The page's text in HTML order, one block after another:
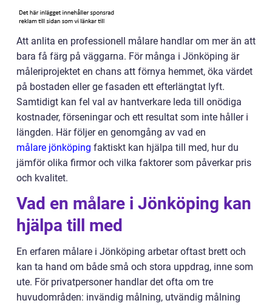
Att anlita en professionell målare handlar om mer än att
bara få färg på väggarna. För många i Jönköping är
måleriprojektet en chans att förnya hemmet, öka värdet
på bostaden eller ge fasaden ett efterlängtat lyft.
Samtidigt kan fel val av hantverkare leda till onödiga
kostnader, förseningar och ett resultat som inte håller i
längden. Här följer en genomgång av vad en
målare jönköping faktiskt kan hjälpa till med, hur du
jämför olika firmor och vilka faktorer som påverkar pris
och kvalitet.
Vad en målare i Jönköping kan
hjälpa till med
En erfaren målare i Jönköping arbetar oftast brett och
kan ta hand om både små och stora uppdrag, inne som
ute. För privatpersoner handlar det ofta om tre
huvudområden: invändig målning, utvändig målning